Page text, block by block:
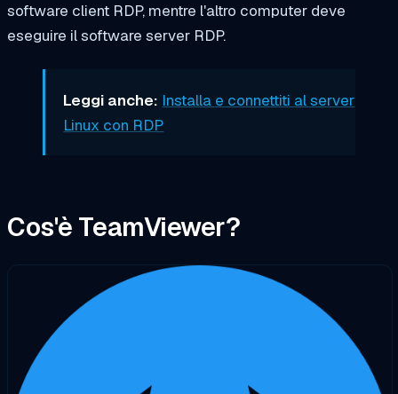
software client RDP, mentre l'altro computer deve
eseguire il software server RDP.
Leggi anche: Installa e connettiti al server
Linux con RDP
Cos'è TeamViewer?